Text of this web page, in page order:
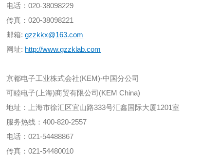
电话：020-38098229
传真：020-38098221
邮箱:gzzkkx@163.com
网址: http://www.gzzklab.com
京都电子工业株式会社(KEM)-中国分公司
可睦电子(上海)商贸有限公司(KEM China)
地址：上海市徐汇区宜山路333号汇鑫国际大厦1201室
服务热线：400-820-2557
电话：021-54488867
传真：021-54480010